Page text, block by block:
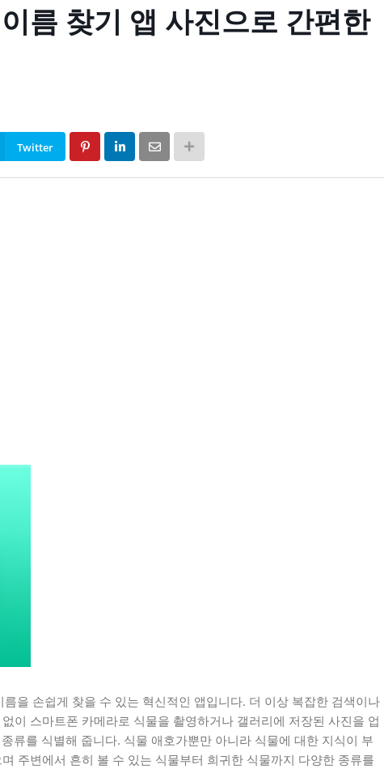
름 찾기 앱 사진으로 간편한
Twitter
을 손쉽게 찾을 수 있는 혁신적인 앱입니다. 더 이상 복잡한 검색이나
이 스마트폰 카메라로 식물을 촬영하거나 갤러리에 저장된 사진을 업
류를 식별해 줍니다. 식물 애호가뿐만 아니라 식물에 대한 지식이 부
주변에서 흔히 볼 수 있는 식물부터 희귀한 식물까지 다양한 종류를